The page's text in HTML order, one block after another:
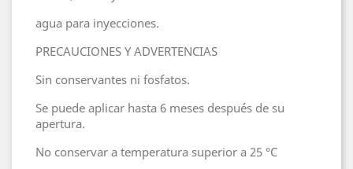
agua para inyecciones.
PRECAUCIONES Y ADVERTENCIAS
Sin conservantes ni fosfatos.
Se puede aplicar hasta 6 meses después de su
apertura.
No conservar a temperatura superior a 25 °C